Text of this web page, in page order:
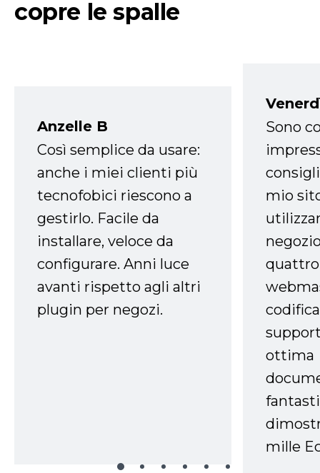
copre le spalle
Anzelle B
Così semplice da usare:
anche i miei clienti più
tecnofobici riescono a
gestirlo. Facile da
installare, veloce da
configurare. Anni luce
avanti rispetto agli altri
plugin per negozi.
Sono
mio
ottima
mille